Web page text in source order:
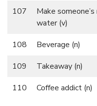
107
Make
water (v)
108 Beverage (n)
109
Takeaway (n)
110
Coffee addict (n)